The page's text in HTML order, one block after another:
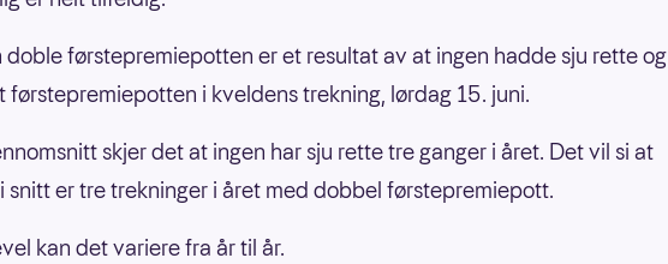
doble førstepremiepotten er et resultat av at ingen hadde sju rette og
førstepremiepotten i kveldens trekning, lørdag 15. juni.
skjer det at ingen har sju rette tre ganger i året. Det vil si at
snitt er tre trekninger i året med dobbel førstepremiepott.
kan det variere fra år til år.